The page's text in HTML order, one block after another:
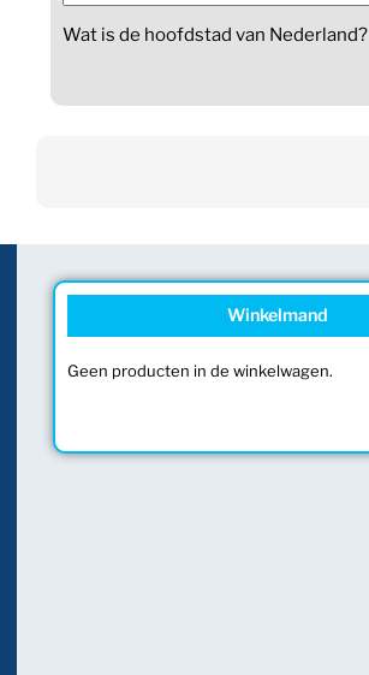
Wat is de hoofdstad van Nederland?
Winkelmand
Geen producten in de winkelwagen.